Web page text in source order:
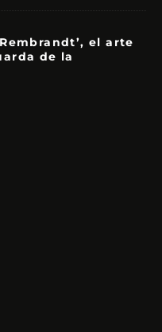
el arte
de la